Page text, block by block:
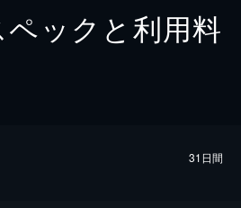
ックと利用料
31日間